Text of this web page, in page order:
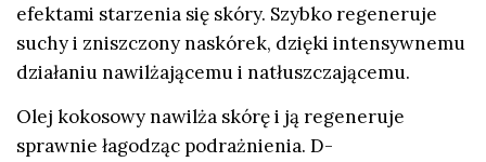
efektami starzenia się skóry. Szybko regeneruje
suchy i zniszczony naskórek, dzięki intensywnemu
działaniu nawilżającemu i natłuszczającemu.
Olej kokosowy nawilża skórę i ją regeneruje
sprawnie łagodząc podrażnienia. D-